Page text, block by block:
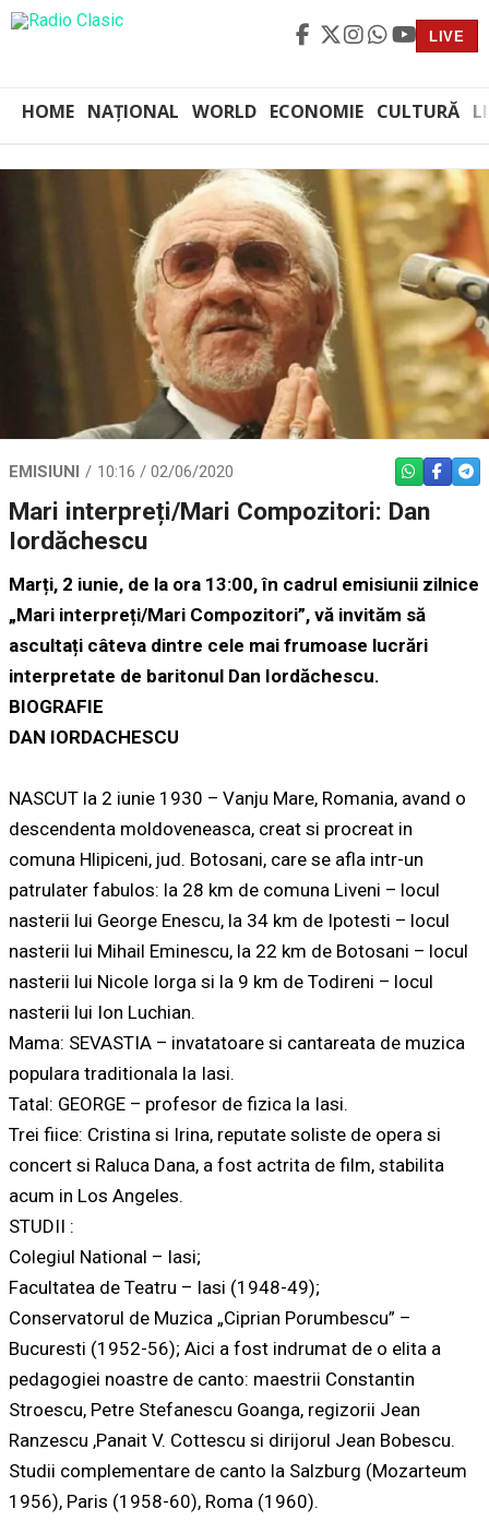
LIVE
HOME NAȚIONAL WORLD ECONOMIE CULTURĂ
EMISIUNI 10:16 / 02/06/2020 WHATSAPP
Mari interpreți/Mari Compozitori: Dan
Iordăchescu
Marți, 2 iunie, de la ora 13:00, în cadrul emisiunii zilnice
„Mari interpreți/Mari Compozitori”, vă invităm să
ascultați câteva dintre cele mai frumoase lucrări
interpretate de baritonul Dan Iordăchescu.
BIOGRAFIE
DAN IORDACHESCU
NASCUT la 2 iunie 1930 – Vanju Mare, Romania, avand o
descendenta moldoveneasca, creat si procreat in
comuna Hlipiceni, jud. Botosani, care se afla intr-un
patrulater fabulos: la 28 km de comuna Liveni – locul
nasterii lui George Enescu, la 34 km de Ipotesti – locul
nasterii lui Mihail Eminescu, la 22 km de Botosani – locul
nasterii lui Nicole Iorga si la 9 km de Todireni – locul
nasterii lui Ion Luchian.
Mama: SEVASTIA – invatatoare si cantareata de muzica
populara traditionala la Iasi.
Tatal: GEORGE – profesor de fizica la Iasi.
Trei fiice: Cristina si Irina, reputate soliste de opera si
concert si Raluca Dana, a fost actrita de film, stabilita
acum in Los Angeles.
STUDII :
Colegiul National – Iasi;
Facultatea de Teatru – Iasi (1948-49);
Conservatorul de Muzica „Ciprian Porumbescu” –
Bucuresti (1952-56); Aici a fost indrumat de o elita a
pedagogiei noastre de canto: maestrii Constantin
Stroescu, Petre Stefanescu Goanga, regizorii Jean
Ranzescu ,Panait V. Cottescu si dirijorul Jean Bobescu.
Studii complementare de canto la Salzburg (Mozarteum
1956), Paris (1958-60), Roma (1960).